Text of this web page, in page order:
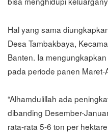
Hal yang sama
Desa Tambakbaya,
Banten. Ia
pada periode panen Maret-
“Alhamdulillah ada
dibanding Desember-
rata-rata 5-6 ton per